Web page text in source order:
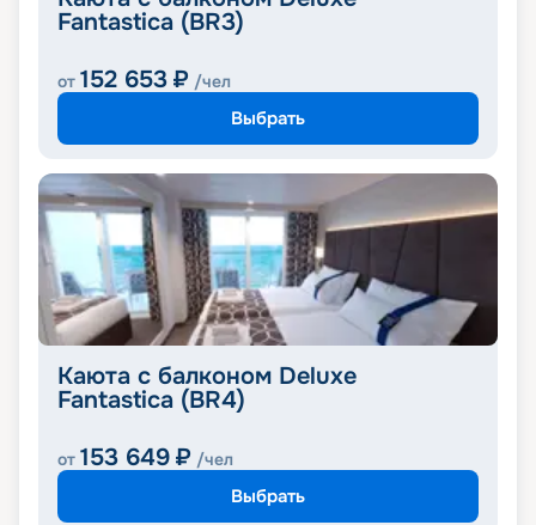
Fantastica (BR3)
от 152 653 ₽ /чел
Выбрать
Каюта с балконом Deluxe
Fantastica (BR4)
от 153 649 ₽ /чел
Выбрать